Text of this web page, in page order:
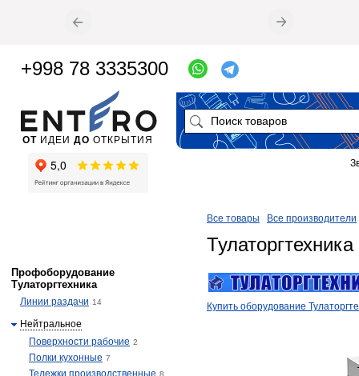
Все товары Все производители
Тулаторгтехника
Купить оборудование
Профоборудование
Тулаторгтехника
Линии раздачи 14
Нейтральное
Поверхности рабочие 2
Полки кухонные 7
Тележки производственные 8
ОТ ИДЕИ ДО ОТКРЫТИЯ
+998 78 3335300